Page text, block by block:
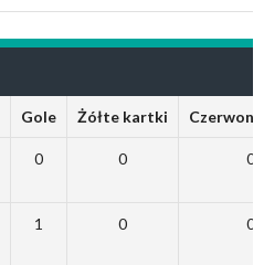
Gole Żółte kartki
0 0 0
1 0 0